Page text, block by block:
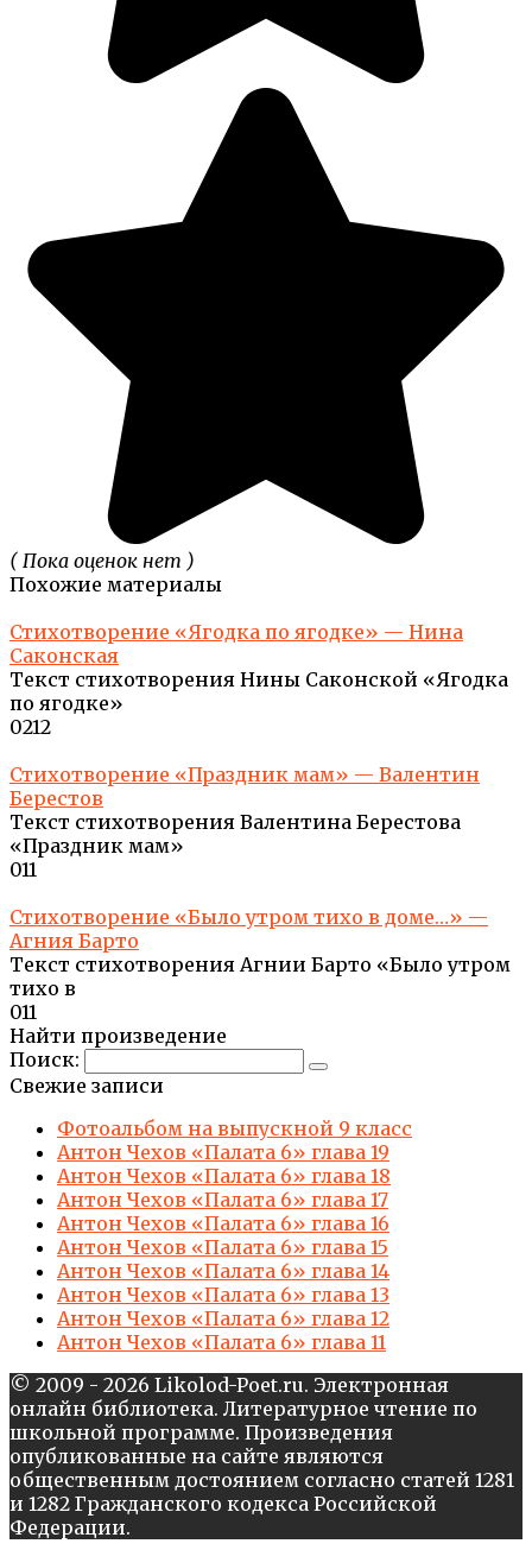
( Пока оценок нет )
Похожие материалы
Стихотворение «Ягодка по ягодке» — Нина
Саконская
Текст стихотворения Нины Саконской «Ягодка
по ягодке»
0212
Стихотворение «Праздник мам» — Валентин
Берестов
Текст стихотворения Валентина Берестова
«Праздник мам»
011
Стихотворение «Было утром тихо в доме…» —
Агния Барто
Текст стихотворения Агнии Барто «Было утром
тихо в
011
Найти произведение
Поиск:
Свежие записи
Фотоальбом на выпускной 9 класс
Антон Чехов «Палата 6» глава 19
Антон Чехов «Палата 6» глава 18
Антон Чехов «Палата 6» глава 17
Антон Чехов «Палата 6» глава 16
Антон Чехов «Палата 6» глава 15
Антон Чехов «Палата 6» глава 14
Антон Чехов «Палата 6» глава 13
Антон Чехов «Палата 6» глава 12
Антон Чехов «Палата 6» глава 11
© 2009 - 2026 Likolod-Poet.ru. Электронная
онлайн библиотека. Литературное чтение по
школьной программе. Произведения
опубликованные на сайте являются
общественным достоянием согласно статей 1281
и 1282 Гражданского кодекса Российской
Федерации.